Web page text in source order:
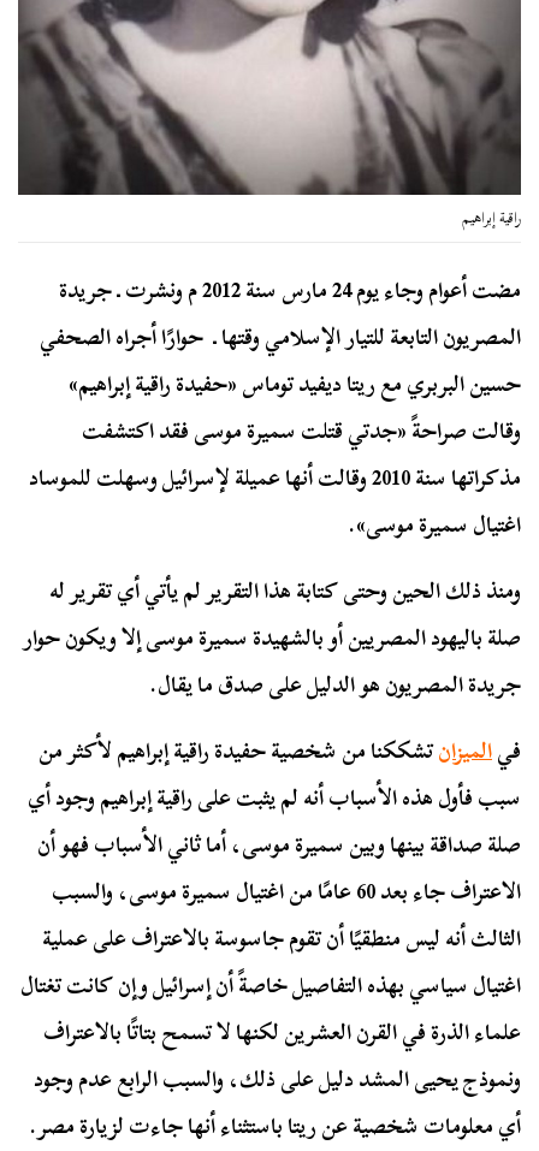
راقية إبراهيم
مضت أعوام وجاء يوم 24 مارس سنة 2012 م ونشرت ـ جريدة
المصريون التابعة للتيار الإسلامي وقتها ـ حوارًا أجراه الصحفي
حسين البربري مع ريتا ديفيد توماس «حفيدة راقية إبراهيم»
وقالت صراحةً «جدتي قتلت سميرة موسى فقد اكتشفت
مذكراتها سنة 2010 وقالت أنها عميلة لإسرائيل وسهلت للموساد
اغتيال سميرة موسى».
ومنذ ذلك الحين وحتى كتابة هذا التقرير لم يأتي أي تقرير له
صلة باليهود المصريين أو بالشهيدة سميرة موسى إلا ويكون حوار
جريدة المصريون هو الدليل على صدق ما يقال.
فيالميزانتشككنا من شخصية حفيدة راقية إبراهيم لأكثر من
سبب فأول هذه الأسباب أنه لم يثبت على راقية إبراهيم وجود أي
صلة صداقة بينها وبين سميرة موسى، أما ثاني الأسباب فهو أن
الاعتراف جاء بعد 60 عامًا من اغتيال سميرة موسى، والسبب
الثالث أنه ليس منطقيًا أن تقوم جاسوسة بالاعتراف على عملية
اغتيال سياسي بهذه التفاصيل خاصةً أن إسرائيل وإن كانت تغتال
علماء الذرة في القرن العشرين لكنها لا تسمح بتاتًا بالاعتراف
ونموذج يحيى المشد دليل على ذلك، والسبب الرابع عدم وجود
أي معلومات شخصية عن ريتا باستثناء أنها جاءت لزيارة مصر.